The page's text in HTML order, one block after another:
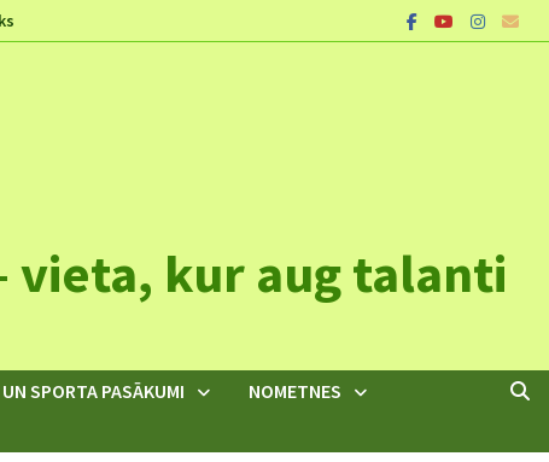
vieta, kur aug talanti
SPORTA PASĀKUMI
NOMETNES